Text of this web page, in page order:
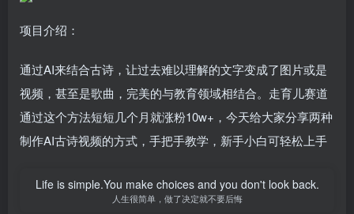
项目介绍：
通过AI来结合古诗，让过去难以理解的文字变成了图片或是
视频，甚至是歌曲，完美的与教育领域相结合。走育儿赛道
通过这个方法短短几个月就涨粉10w+，今天给大家分享两种
制作AI古诗视频的方式，手把手教学，新手小白可轻松上手
Life is simple.You make choices and you don't look back.
人生很简单，做了决定就不要后悔